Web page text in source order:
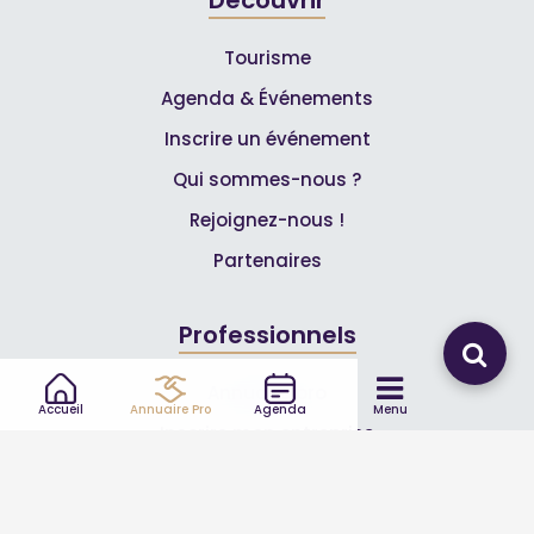
Accueil Annuaire Pro Agenda Menu
Tourisme
Agenda & Événements
Inscrire un événement
Qui sommes-nous ?
Rejoignez-nous !
Partenaires
Professionnels
Annuaire pro
Inscrire mon entreprise